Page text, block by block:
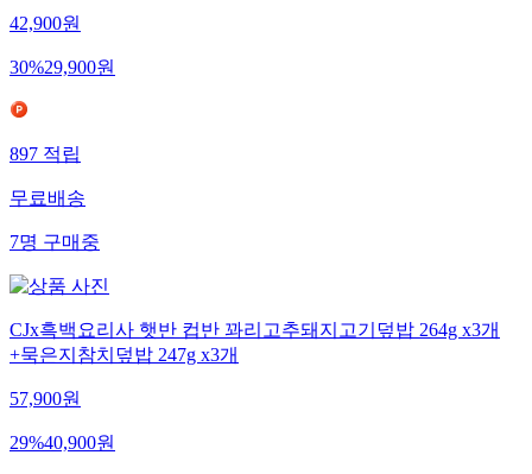
42,900원
30%29,900원
897적립
무료배송
7명구매중
CJx흑백요리사 햇반 컵반 꽈리고추돼지고기덮밥 264g x3개
+묵은지참치덮밥 247g x3개
57,900원
29%40,900원